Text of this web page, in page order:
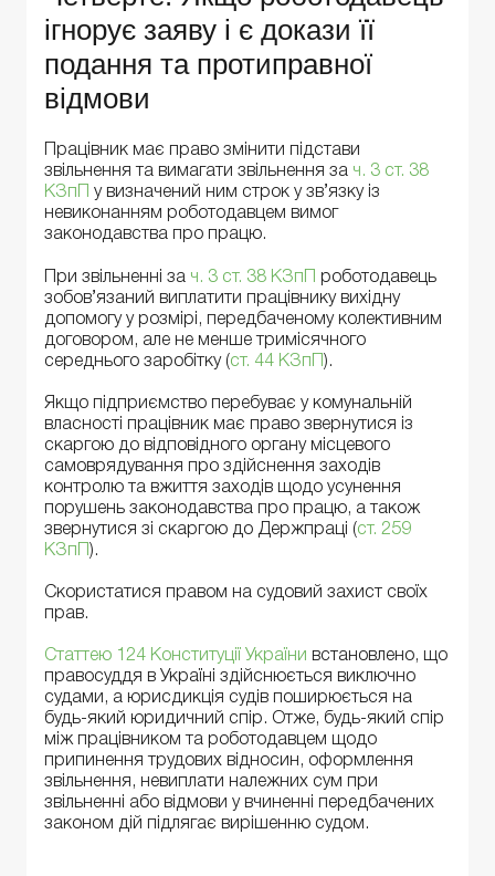
ігнорує заяву і є докази її
подання та протиправної
відмови
Працівник має право змінити підстави
звільнення та вимагати звільнення за ч. 3 ст. 38
КЗпП
у визначений ним строк у зв’язку із
невиконанням роботодавцем вимог
законодавства про працю.
При звільненні за ч. 3 ст. 38 КЗпП
роботодавець
зобов’язаний виплатити працівнику вихідну
допомогу у розмірі, передбаченому колективним
договором, але не менше тримісячного
середнього заробітку (ст. 44 КЗпП ).
Якщо підприємство перебуває у комунальній
власності працівник має право звернутися із
скаргою до відповідного органу місцевого
самоврядування про здійснення заходів
контролю та вжиття заходів щодо усунення
порушень законодавства про працю, а також
звернутися зі скаргою до Держпраці (ст. 259
КЗпП ).
Скористатися правом на судовий захист своїх
прав.
Статтею 124 Конституції України встановлено, що
правосуддя в Україні здійснюється виключно
судами, а юрисдикція судів поширюється на
будь-який юридичний спір. Отже, будь-який спір
між працівником та роботодавцем щодо
припинення трудових відносин, оформлення
звільнення, невиплати належних сум при
звільненні або відмови у вчиненні передбачених
законом дій підлягає вирішенню судом.